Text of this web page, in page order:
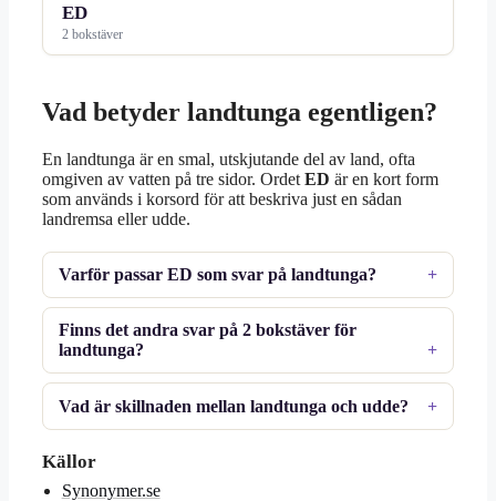
ED
2 bokstäver
Vad betyder landtunga egentligen?
En landtunga är en smal, utskjutande del av land, ofta
omgiven av vatten på tre sidor. Ordet ED är en kort form
som används i korsord för att beskriva just en sådan
landremsa eller udde.
Varför passar ED som svar på landtunga?
Finns det andra svar på 2 bokstäver för
landtunga?
Vad är skillnaden mellan landtunga och udde?
Källor
Synonymer.se